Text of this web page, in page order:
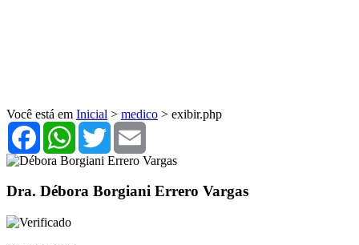
Você está em Inicial > medico > exibir.php
FacebookWhatsAppTwitter
Dra. Débora Borgiani Errero Vargas